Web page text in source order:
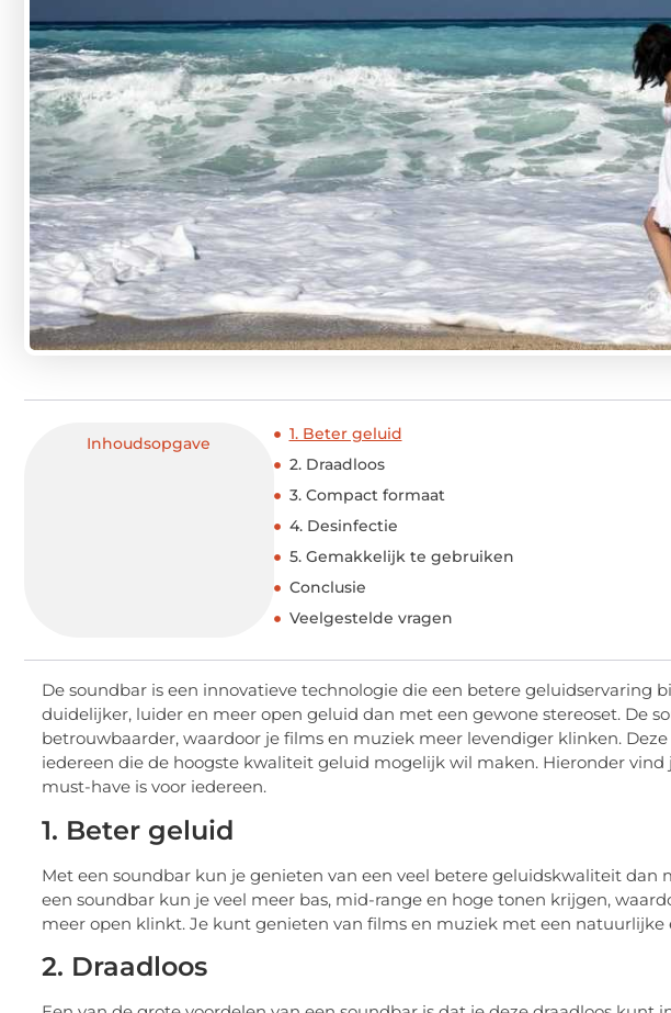
Inhoudsopgave
1. Beter geluid
2. Draadloos
3. Compact formaat
4. Desinfectie
5. Gemakkelijk te gebruiken
Conclusie
Veelgestelde vragen
De soundbar is een innovatieve technologie die een betere geluidservaring
duidelijker, luider en meer open geluid dan met een gewone stereoset. De
betrouwbaarder, waardoor je films en muziek meer levendiger klinken.
iedereen die de hoogste kwaliteit geluid mogelijk wil maken. Hieronder vind
must-have is voor iedereen.
1. Beter geluid
Met een soundbar kun je genieten van een veel betere geluidskwaliteit dan
een soundbar kun je veel meer bas, mid-range en hoge tonen krijgen,
meer open klinkt. Je kunt genieten van films en muziek met een natuurlijke
2. Draadloos